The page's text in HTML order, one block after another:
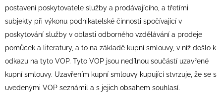
postavení poskytovatele služby a prodávajícího, a třetími
subjekty při výkonu podnikatelské činnosti spočívající v
poskytování služby v oblasti odborného vzdělávání a prodeje
pomůcek a literatury, a to na základě kupní smlouvy, v níž došlo k
odkazu na tyto VOP. Tyto VOP jsou nedílnou součástí uzavřené
kupní smlouvy. Uzavřením kupní smlouvy kupující stvrzuje, že se s
uvedenými VOP seznámil a s jejich obsahem souhlasí.